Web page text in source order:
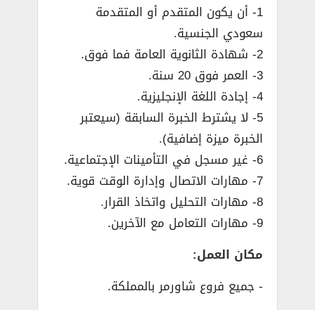
1- أن يكون المتقدم أو المتقدمة
سعودي الجنسية.
2- شهادة الثانوية العامة فما فوق.
3- العمر فوق 20 سنة.
4- إجادة اللغة الإنجليزية.
5- لا يشترط الخبرة السابقة (سيعتبر
الخبرة ميزة إضافية).
6- غير مسجل في التأمينات الإجتماعية.
7- مهارات الاتصال وإدارة الوقت قوية.
8- مهارات التحليل واتخاذ القرار.
9- مهارات التعامل مع الآخرين.
مكان العمل:
­- جميع فروع شاورمر بالمملكة.